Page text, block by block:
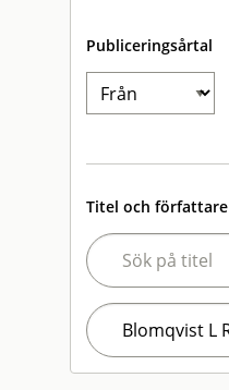
Publiceringsårtal
Titel och författare